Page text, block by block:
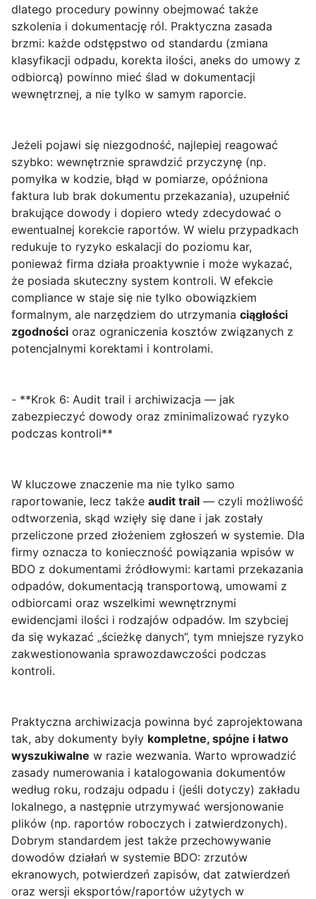
dlatego procedury powinny obejmować także
szkolenia i dokumentację ról. Praktyczna zasada
brzmi: każde odstępstwo od standardu (zmiana
klasyfikacji odpadu, korekta ilości, aneks do umowy z
odbiorcą) powinno mieć ślad w dokumentacji
wewnętrznej, a nie tylko w samym raporcie.
Jeżeli pojawi się niezgodność, najlepiej reagować
szybko: wewnętrznie sprawdzić przyczynę (np.
pomyłka w kodzie, błąd w pomiarze, opóźniona
faktura lub brak dokumentu przekazania), uzupełnić
brakujące dowody i dopiero wtedy zdecydować o
ewentualnej korekcie raportów. W wielu przypadkach
redukuje to ryzyko eskalacji do poziomu kar,
ponieważ firma działa proaktywnie i może wykazać,
że posiada skuteczny system kontroli. W efekcie
compliance w staje się nie tylko obowiązkiem
formalnym, ale narzędziem do utrzymania ciągłości
zgodności oraz ograniczenia kosztów związanych z
potencjalnymi korektami i kontrolami.
- **Krok 6: Audit trail i archiwizacja — jak
zabezpieczyć dowody oraz zminimalizować ryzyko
podczas kontroli**
W kluczowe znaczenie ma nie tylko samo
raportowanie, lecz także audit trail — czyli możliwość
odtworzenia, skąd wzięły się dane i jak zostały
przeliczone przed złożeniem zgłoszeń w systemie. Dla
firmy oznacza to konieczność powiązania wpisów w
BDO z dokumentami źródłowymi: kartami przekazania
odpadów, dokumentacją transportową, umowami z
odbiorcami oraz wszelkimi wewnętrznymi
ewidencjami ilości i rodzajów odpadów. Im szybciej
da się wykazać „ścieżkę danych”, tym mniejsze ryzyko
zakwestionowania sprawozdawczości podczas
kontroli.
Praktyczna archiwizacja powinna być zaprojektowana
tak, aby dokumenty były kompletne, spójne i łatwo
wyszukiwalne w razie wezwania. Warto wprowadzić
zasady numerowania i katalogowania dokumentów
według roku, rodzaju odpadu i (jeśli dotyczy) zakładu
lokalnego, a następnie utrzymywać wersjonowanie
plików (np. raportów roboczych i zatwierdzonych).
Dobrym standardem jest także przechowywanie
dowodów działań w systemie BDO: zrzutów
ekranowych, potwierdzeń zapisów, dat zatwierdzeń
oraz wersji eksportów/raportów użytych w